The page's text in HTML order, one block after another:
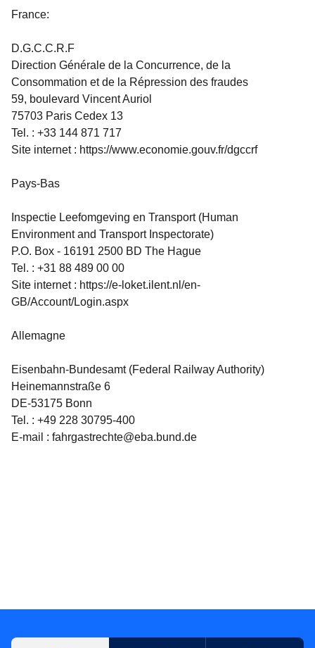
France:
D.G.C.C.R.F
Direction Générale de la Concurrence, de la
Consommation et de la Répression des fraudes
59, boulevard Vincent Auriol
75703 Paris Cedex 13
Tel. : +33 144 871 717
Site internet : https://www.economie.gouv.fr/dgccrf
Pays-Bas
Inspectie Leefomgeving en Transport (Human
Environment and Transport Inspectorate)
P.O. Box - 16191 2500 BD The Hague
Tel. : +31 88 489 00 00
Site internet : https://e-loket.ilent.nl/en-
GB/Account/Login.aspx
Allemagne
Eisenbahn-Bundesamt(Federal Railway Authority)
Heinemannstraße 6
DE-53175 Bonn
Tel. : +49 228 30795-400
E-mail : fahrgastrechte@eba.bund.de